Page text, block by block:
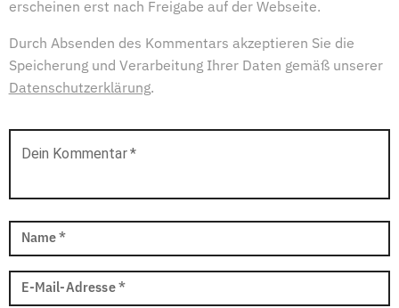
erscheinen erst nach Freigabe auf der Webseite.
Durch Absenden des Kommentars akzeptieren Sie die
Speicherung und Verarbeitung Ihrer Daten gemäß unserer
Datenschutzerklärung.
Dein Kommentar*
Name *
E-Mail-Adresse *